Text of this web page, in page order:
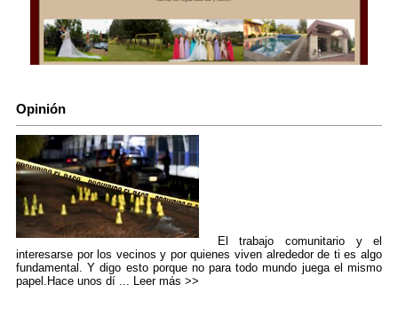
Opinión
El trabajo comunitario y el
interesarse por los vecinos y por quienes viven alrededor de ti es algo
fundamental. Y digo esto porque no para todo mundo juega el mismo
papel.Hace unos dí ... Leer más >>